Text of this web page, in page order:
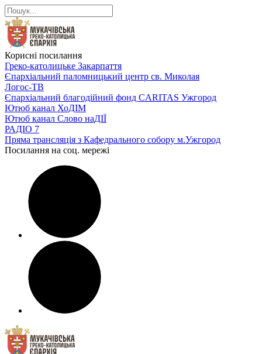
Корисні посилання
Греко-католицьке Закарпаття
Єпархіальний паломницький центр св. Миколая
Логос-ТВ
Єпархіальний благодійний фонд CARITAS Ужгород
Ютюб канал ХоДІМ
Ютюб канал Слово наДІЇ
РАДІО 7
Пряма трансляція з Кафедрального собору м.Ужгород
Посилання на соц. мережі